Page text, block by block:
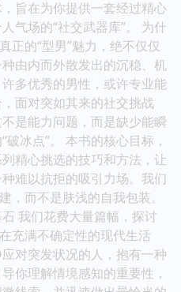
旨在为你提供一套经过精心
气场的“社交武器库”。 为什
正的“型男”魅力，绝不仅仅
由内而外散发出的沉稳、机
多优秀的男性，或许专业能
面对突如其来的社交挑战
是能力问题，而是缺少能瞬
冰点”。 本书的核心目标，
精心挑选的技巧和方法，让
难以抗拒的吸引力场。我们
，而不是肤浅的自我包装。
我们花费大量篇幅，探讨
充满不确定性的现代生活
对突发状况的人，抱有一种
你理解情境感知的重要性，